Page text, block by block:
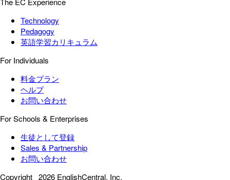
Technology
Pedagogy
英語学習カリキュラム
For Individuals
料金プラン
ヘルプ
お問い合わせ
For Schools & Enterprises
生徒として登録
Sales & Partnership
お問い合わせ
Copyright 2026 EnglishCentral, Inc.